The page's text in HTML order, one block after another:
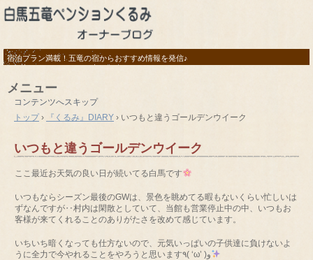
宿泊プラン満載！五竜の宿からおすすめ情報を発信♪
メニュー
コンテンツへスキップ
トップ › 『くるみ』DIARY › いつもと違うゴールデンウイーク
いつもと違うゴールデンウイーク
ここ最近お天気の良い日が続いてる白馬です
いつもならシーズン最後のGWは、景色を眺めてる暇もないくらい忙しいは
ずなんですが‥村内は閑散としていて、当館も営業停止中の中、いつもお
客様が来てくれることのありがたさを改めて感じています。
いちいち暗くなっても仕方ないので、元気いっぱいの子供達に負けないよ
うに全力で今やれることをやろうと思います٩( ‘ω’ )و